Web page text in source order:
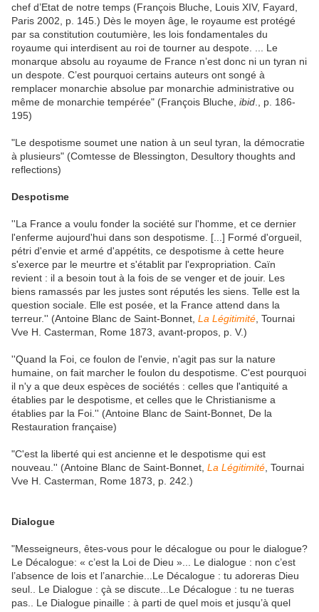
chef d’Etat de notre temps (François Bluche, Louis XIV, Fayard,
Paris 2002, p. 145.) Dès le moyen âge, le royaume est protégé
par sa constitution coutumière, les lois fondamentales du
royaume qui interdisent au roi de tourner au despote. ... Le
monarque absolu au royaume de France n’est donc ni un tyran ni
un despote. C’est pourquoi certains auteurs ont songé à
remplacer monarchie absolue par monarchie administrative ou
même de monarchie tempérée" (François Bluche, ibid ., p. 186-
195)
"Le despotisme soumet une nation à un seul tyran, la démocratie
à plusieurs" (Comtesse de Blessington, Desultory thoughts and
reflections)
Despotisme
''La France a voulu fonder la société sur l'homme, et ce dernier
l'enferme aujourd'hui dans son despotisme. [...] Formé d'orgueil,
pétri d'envie et armé d'appétits, ce despotisme à cette heure
s'exerce par le meurtre et s'établit par l'expropriation. Caïn
revient : il a besoin tout à la fois de se venger et de jouir. Les
biens ramassés par les justes sont réputés les siens. Telle est la
question sociale. Elle est posée, et la France attend dans la
terreur.'' (Antoine Blanc de Saint-Bonnet, La Légitimité , Tournai
Vve H. Casterman, Rome 1873, avant-propos, p. V.)
''Quand la Foi, ce foulon de l'envie, n'agit pas sur la nature
humaine, on fait marcher le foulon du despotisme. C'est pourquoi
il n'y a que deux espèces de sociétés : celles que l'antiquité a
établies par le despotisme, et celles que le Christianisme a
établies par la Foi.'' (Antoine Blanc de Saint-Bonnet, De la
Restauration française)
"C'est la liberté qui est ancienne et le despotisme qui est
nouveau.'' (Antoine Blanc de Saint-Bonnet, La Légitimité , Tournai
Vve H. Casterman, Rome 1873, p. 242.)
Dialogue
"Messeigneurs, êtes-vous pour le décalogue ou pour le dialogue?
Le Décalogue: « c’est la Loi de Dieu »... Le dialogue : non c’est
l’absence de lois et l’anarchie...Le Décalogue : tu adoreras Dieu
seul.. Le Dialogue : çà se discute...Le Décalogue : tu ne tueras
pas.. Le Dialogue pinaille : à parti de quel mois et jusqu’à quel